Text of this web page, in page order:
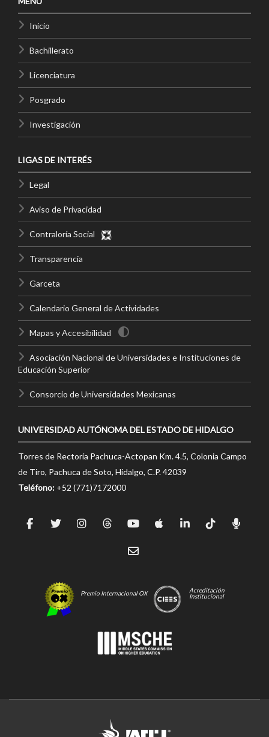
Inicio
Bachillerato
Licenciatura
Posgrado
Investigación
LIGAS DE INTERÉS
Legal
Aviso de Privacidad
Contraloría Social
Transparencia
Garceta
Calendario General de Actividades
Mapas y Accesibilidad
Asociación Nacional de Universidades e Instituciones de
Educación Superior
Consorcio de Universidades Mexicanas
UNIVERSIDAD AUTÓNOMA DEL ESTADO DE HIDALGO
Torres de Rectoría Pachuca-Actopan Km. 4.5, Colonia Campo
de Tiro, Pachuca de Soto, Hidalgo, C.P. 42039
Teléfono: +52 (771)7172000
Premio Internacional OX
Acreditación
Institucional